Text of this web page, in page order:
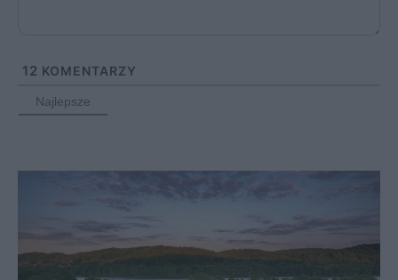
12 KOMENTARZY
Najlepsze